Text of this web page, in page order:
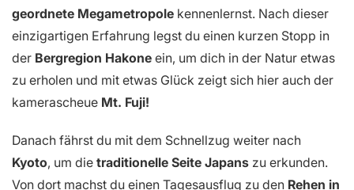
geordnete Megametropole kennenlernst. Nach dieser
einzigartigen Erfahrung legst du einen kurzen Stopp in
der Bergregion Hakone ein, um dich in der Natur etwas
zu erholen und mit etwas Glück zeigt sich hier auch der
kamerascheue Mt. Fuji!
Danach fährst du mit dem Schnellzug weiter nach
Kyoto, um die traditionelle Seite Japans zu erkunden.
Von dort machst du einen Tagesausflug zu den Rehen in